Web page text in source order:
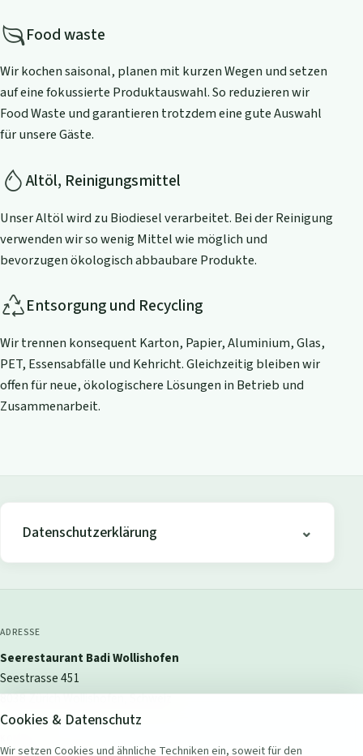
Food waste
Wir kochen saisonal, planen mit kurzen Wegen und setzen
auf eine fokussierte Produktauswahl. So reduzieren wir
Food Waste und garantieren trotzdem eine gute Auswahl
für unsere Gäste.
Altöl, Reinigungsmittel
Unser Altöl wird zu Biodiesel verarbeitet. Bei der Reinigung
verwenden wir so wenig Mittel wie möglich und
bevorzugen ökologisch abbaubare Produkte.
Entsorgung und Recycling
Wir trennen konsequent Karton, Papier, Aluminium, Glas,
PET, Essensabfälle und Kehricht. Gleichzeitig bleiben wir
offen für neue, ökologischere Lösungen in Betrieb und
Zusammenarbeit.
Datenschutzerklärung
ADRESSE
Seerestaurant Badi Wollishofen
Seestrasse 451
8038 Zürich Wollishofen, Schweiz
Cookies & Datenschutz
Wir setzen Cookies und ähnliche Techniken ein, soweit für den